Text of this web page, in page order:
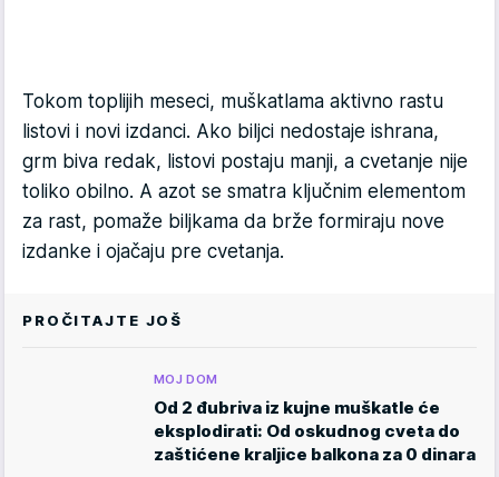
Tokom toplijih meseci, muškatlama aktivno rastu
listovi i novi izdanci. Ako biljci nedostaje ishrana,
grm biva redak, listovi postaju manji, a cvetanje nije
toliko obilno. A azot se smatra ključnim elementom
za rast, pomaže biljkama da brže formiraju nove
izdanke i ojačaju pre cvetanja.
PROČITAJTE JOŠ
MOJ DOM
Od 2 đubriva iz kujne muškatle će
eksplodirati: Od oskudnog cveta do
zaštićene kraljice balkona za 0 dinara